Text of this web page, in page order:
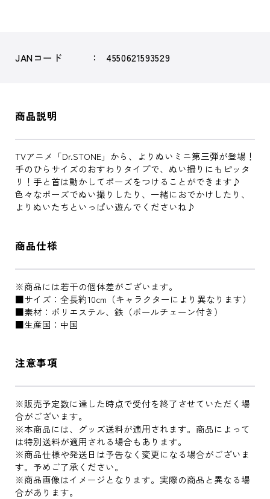
JANコード 4550621593529
商品説明
TVアニメ「Dr.STONE」から、よりぬいミニ第三弾が登場！
手のひらサイズのおすわりタイプで、ぬい撮りにもピッタ
リ！手と首は動かしてポーズをつけることができます♪
色々なポーズでぬい撮りしたり、一緒におでかけしたり、
よりぬいたちといっぱい遊んでくださいね♪
商品仕様
※商品には若干の個体差がございます。
■サイズ：全長約10cm（キャラクターにより異なります）
■素材：ポリエステル、鉄（ボールチェーン付き）
■生産国：中国
注意事項
※販売予定数に達した時点で受付を終了させていただく場
合がございます。
※本商品には、グッズ送料が適用されます。商品によって
は特別送料が適用される場合もあります。
※商品仕様や発送日は予告なく変更になる場合がございま
す。予めご了承ください。
※商品画像はイメージとなります。実際の商品と異なる場
合があります。